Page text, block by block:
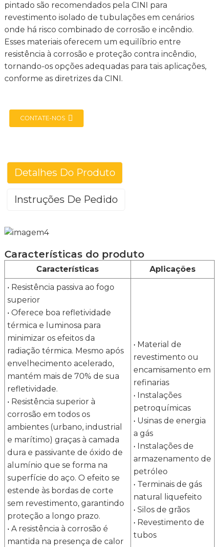
pintado são recomendados pela CINI para
revestimento isolado de tubulações em cenários
onde há risco combinado de corrosão e incêndio.
Esses materiais oferecem um equilíbrio entre
resistência à corrosão e proteção contra incêndio,
tornando-os opções adequadas para tais aplicações,
conforme as diretrizes da CINI.
CONTATE-NOS
Detalhes Do Produto
Instruções De Pedido
Características do produto
Características
Aplicações
• Resistência passiva ao fogo
superior
• Oferece boa refletividade
térmica e luminosa para
minimizar os efeitos da
radiação térmica. Mesmo após
envelhecimento acelerado,
mantém mais de 70% de sua
refletividade.
• Resistência superior à
corrosão em todos os
ambientes (urbano, industrial
e marítimo) graças à camada
dura e passivante de óxido de
alumínio que se forma na
superfície do aço. O efeito se
estende às bordas de corte
sem revestimento, garantindo
proteção a longo prazo.
• A resistência à corrosão é
mantida na presença de calor
• Material de
revestimento ou
encamisamento em
refinarias
• Instalações
petroquímicas
• Usinas de energia
a gás
• Instalações de
armazenamento de
petróleo
• Terminais de gás
natural liquefeito
• Silos de grãos
• Revestimento de
tubos
Marca
Padrão
ASTM A463
CS / Tipo 1
Massa de
revestimento
revestimento
Ambos os
lados
g/m μm
240
Dimensões
(mm)
Grossura Largura mínima
THK
750
0,60
Pós-
tratamento
Pré-tratamento para pintura
Tinta de resina de poliéster (ambos
MOQ
25 toneladas